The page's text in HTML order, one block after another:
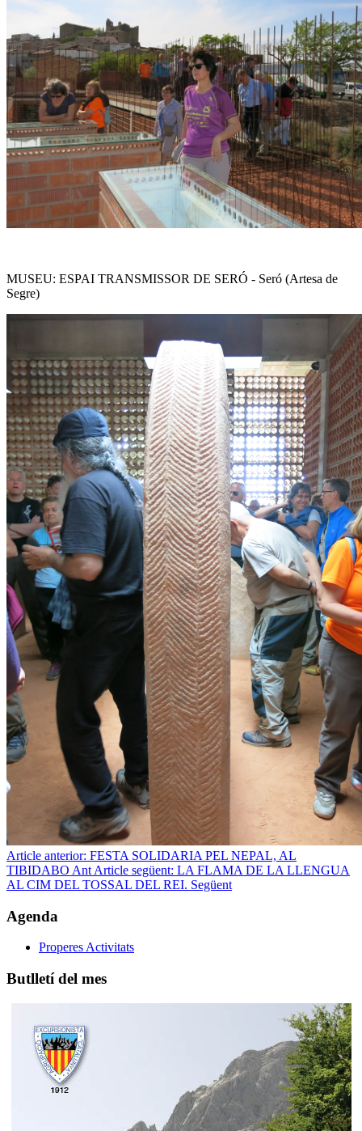
MUSEU: ESPAI TRANSMISSOR DE SERÓ - Seró (Artesa de
Segre)
Article anterior: FESTA SOLIDARIA PEL NEPAL, AL
TIBIDABO Ant Article següent: LA FLAMA DE LA LLENGUA
AL CIM DEL TOSSAL DEL REI. Següent
Agenda
Properes Activitats
Butlletí del mes